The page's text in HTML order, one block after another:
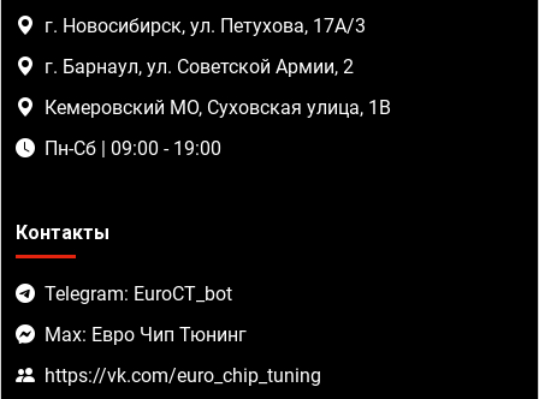
г. Новосибирск, ул. Петухова, 17А/3
г. Барнаул, ул. Советской Армии, 2
Кемеровский МО, Суховская улица, 1В
Пн-Сб | 09:00 - 19:00
Контакты
Telegram: EuroCT_bot
Max: Евро Чип Тюнинг
https://vk.com/euro_chip_tuning